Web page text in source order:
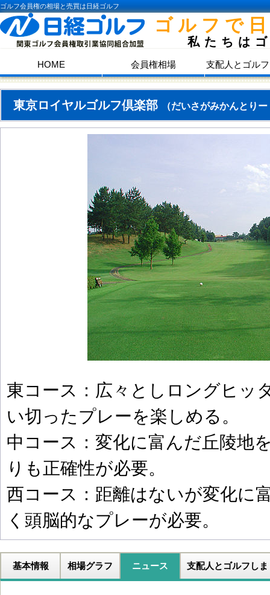
ゴルフ会員権の相場と売買は日経ゴルフ
ゴルフで
私たちは
HOME 会員権相場 支配人とゴル
東京ロイヤルゴルフ倶楽部 （だいさがみかんとり
東コース：広々としロングヒッ
い切ったプレーを楽しめる。
中コース：変化に富んだ丘陵地
りも正確性が必要。
西コース：距離はないが変化に
く頭脳的なプレーが必要。
基本情報 相場グラフ ニュース 支配人とゴルフしま